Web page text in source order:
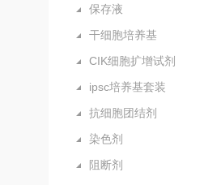
保存液
干细胞培养基
CIK细胞扩增试剂
ipsc培养基套装
抗细胞团结剂
染色剂
阻断剂